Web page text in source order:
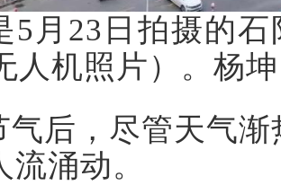
5月23日拍摄的
人机照片）。杨
气后，尽管天气
涌动。